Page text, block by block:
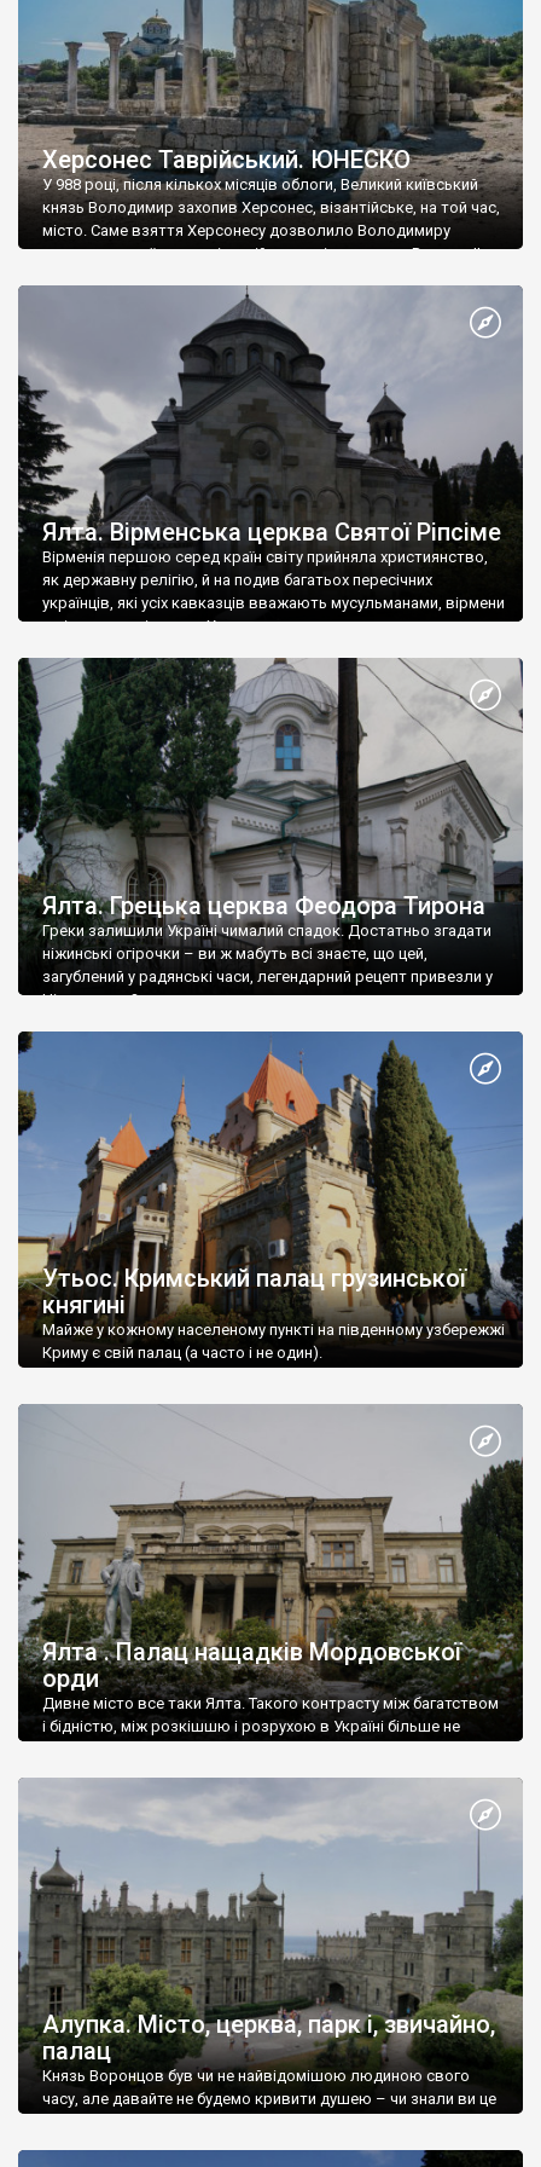
Херсонес Таврійський. ЮНЕСКО
У 988 році, після кількох місяців облоги, Великий київський
князь Володимир захопив Херсонес, візантійське, на той час,
місто. Саме взяття Херсонесу дозволило Володимиру
диктувати свої умови візантійському імператору Василю ІІ, та
Херсонесі Володимир-язичник, став Василем-християнином.
А потім було Хрещення Русі. На честь Херсонесу Таврійського
Ялта. Вірменська церква Святої Ріпсіме
Вірменія першою серед країн світу прийняла християнство,
як державну релігію, й на подив багатьох пересічних
українців, які усіх кавказців вважають мусульманами, вірмени
є відданими вірянами Христа
Ялта. Грецька церква Феодора Тирона
Греки залишили Україні чималий спадок. Достатньо згадати
ніжинські огірочки – ви ж мабуть всі знаєте, що цей,
загублений у радянські часи, легендарний рецепт привезли у
Ніжин греки?
Утьос. Кримський палац грузинської
княгині
Майже у кожному населеному пункті на південному узбережжі
Криму є свій палац (а часто і не один).
Ялта . Палац нащадків Мордовської
орди
Дивне місто все таки Ялта. Такого контрасту між багатством
і бідністю, між розкішшю і розрухою в Україні більше не
Алупка. Місто, церква, парк і, звичайно,
палац
Князь Воронцов був чи не найвідомішою людиною свого
часу, але давайте не будемо кривити душею – чи знали ви це